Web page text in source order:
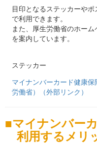
目印となるステッカーや
で利用できます。
また、厚生労働省のホー
を案内しています。
ステッカ
マイナンバーカード健康
労働省）（外部リンク）
マイナンバー
利用するメリ